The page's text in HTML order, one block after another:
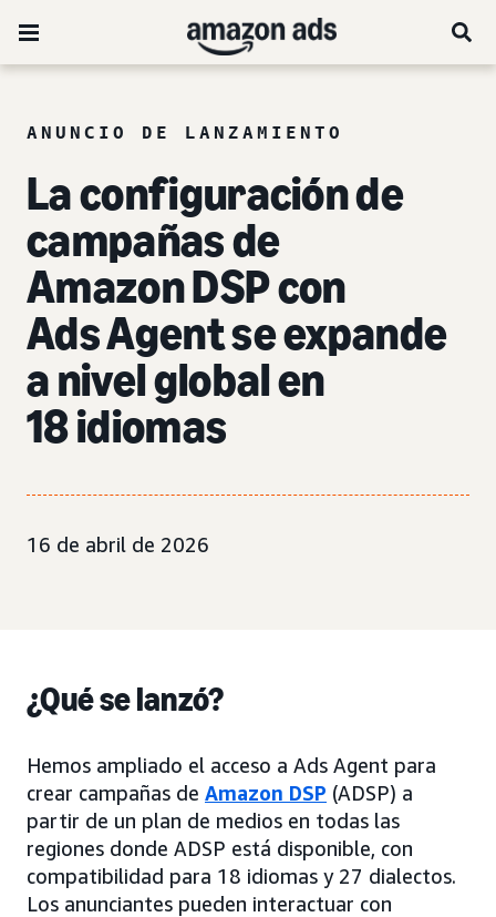
ANUNCIO DE LANZAMIENTO
La configuración de
campañas de
Amazon DSP con
Ads Agent se expande
a nivel global en
18 idiomas
16 de abril de 2026
¿Qué se lanzó?
Hemos ampliado el acceso a Ads Agent para
crear campañas de Amazon DSP (ADSP) a
partir de un plan de medios en todas las
regiones donde ADSP está disponible, con
compatibilidad para 18 idiomas y 27 dialectos.
Los anunciantes pueden interactuar con